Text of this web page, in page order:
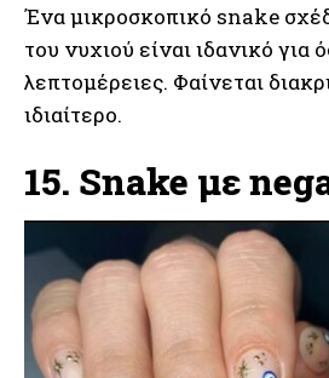
Ένα μικροσκοπικό snake
του νυχιού είναι ιδανικό για
λεπτομέρειες. Φαίνεται
ιδιαίτερο.
15. Snake με